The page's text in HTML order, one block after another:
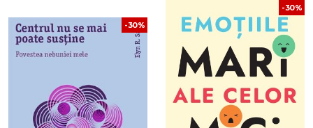
-30%
-30%